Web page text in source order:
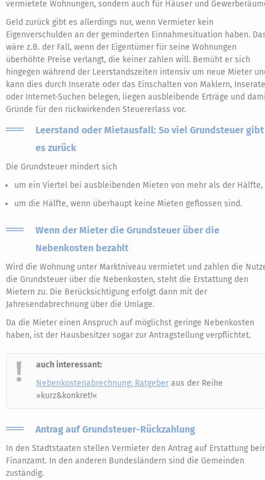
vermietete Wohnungen, sondern auch für Häuser und
Geld zurück gibt es allerdings nur, wenn Vermieter kein
Eigenverschulden an der geminderten Einnahmesituation haben.
wäre z. B. der Fall, wenn der Eigentümer für seine Wohnungen
überhöhte Preise verlangt, die keiner zahlen will. Bemüht er sich
hingegen während der Leerstandszeiten intensiv um neue Mieter
kann dies durch Inserate oder das Einschalten von Maklern,
oder Internet-Suchen belegen, liegen ausbleibende Erträge und
Gründe für den rückwirkenden Steuererlass vor.
Leerstand oder Mietausfall: So viel Grundsteuer gibt
es zurück
Die Grundsteuer mindert sich
um ein Viertel bei ausbleibenden Mieten von mehr als der Hälfte,
um die Hälfte, wenn überhaupt keine Mieten geflossen sind.
Wenn der Mieter die Grundsteuer über die
Nebenkosten bezahlt
Wird die Wohnung unter Marktniveau vermietet und zahlen die
die Grundsteuer über die Nebenkosten, steht die Erstattung den
Mietern zu. Die Berücksichtigung erfolgt dann mit der
Jahresendabrechnung über die Umlage.
Da die Mieter einen Anspruch auf möglichst geringe Nebenkosten
haben, ist der Hausbesitzer sogar zur Antragstellung verpflichtet.
auch interessant:
Nebenkostenabrechnung: Ratgeber aus der Reihe
»kurz&konkret!«
Antrag auf Grundsteuer-Rückzahlung
In den Stadtstaaten stellen Vermieter den Antrag auf Erstattung
Finanzamt. In den anderen Bundesländern sind die Gemeinden
zuständig.